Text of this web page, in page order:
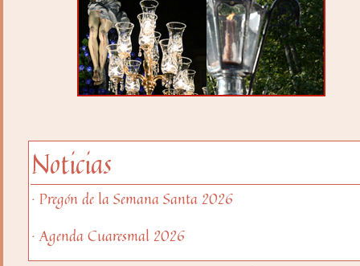
Noticias
· Pregón de la Semana Santa 2026
· Agenda Cuaresmal 2026